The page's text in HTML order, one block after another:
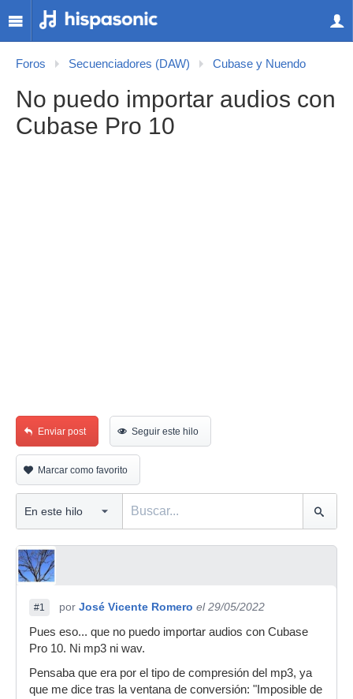
Foros Secuenciadores (DAW) Cubase y Nuendo
No puedo importar audios con
Cubase Pro 10
Enviar post Seguir este hilo
Marcar como favorito
#1 por José Vicente Romero el 29/05/2022
Pues eso... que no puedo importar audios con Cubase
Pro 10. Ni mp3 ni wav.
Pensaba que era por el tipo de compresión del mp3, ya
que me dice tras la ventana de conversión: "Imposible de